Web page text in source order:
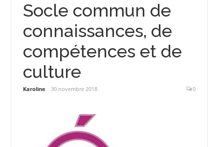
Socle commun de
connaissances, de
compétences et de
culture
Karoline 30 novembre 2018 0